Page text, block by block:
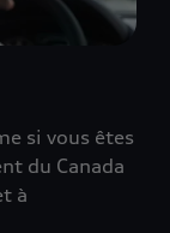
si vous êtes
du Canada
à